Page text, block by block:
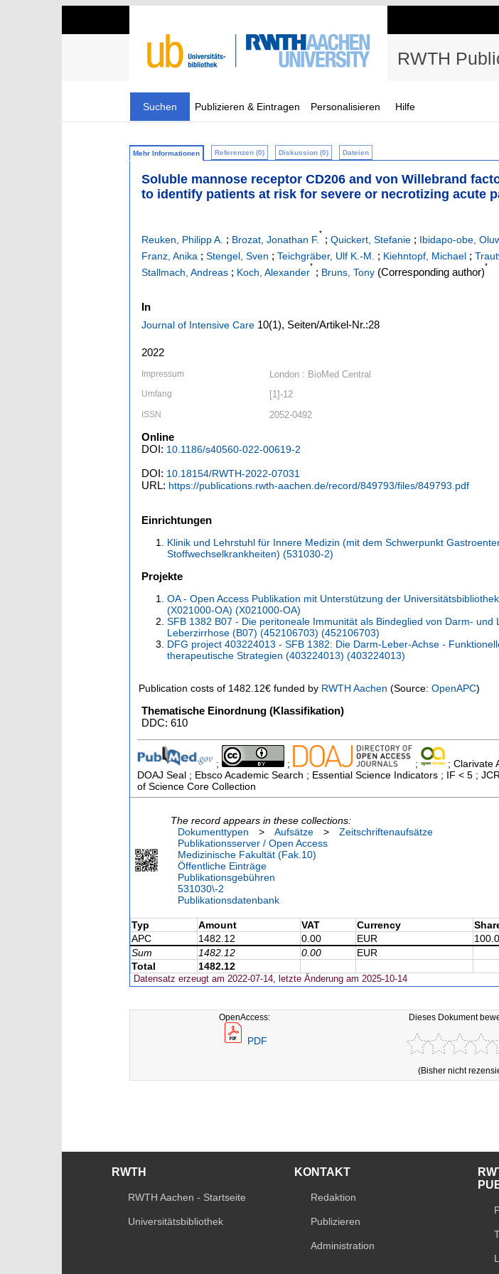
RWTH
Suchen Publizieren & Eintragen Personalisieren Hilfe
Mehr Informationen Referenzen (0) Diskussion (0) Dateien
Soluble mannose receptor CD206 and von Willebrand
to identify patients at risk for severe or necrotizing acute
Reuken, Philipp A. ; Brozat, Jonathan F.
*
; Quickert, Stefanie ; Ibidapo-obe,
Franz, Anika ; Stengel, Sven ; Teichgräber, Ulf K.-M. ; Kiehntopf, Michael ;
Stallmach, Andreas ; Koch, Alexander
*
; Bruns, Tony (Corresponding author)
*
In
Journal of Intensive Care 10(1), Seiten/Artikel-Nr.:28
2022
Impressum London : BioMed Central
Umfang [1]-12
ISSN 2052-0492
Online
DOI: 10.1186/s40560-022-00619-2
DOI: 10.18154/RWTH-2022-07031
URL: https://publications.rwth-aachen.de/record/849793/files/849793.pdf
Einrichtungen
Klinik und Lehrstuhl für Innere Medizin (mit dem Schwerpunkt
Stoffwechselkrankheiten) (531030-2)
Projekte
OA - Open Access Publikation mit Unterstützung der
(X021000-OA) (X021000-OA)
SFB 1382 B07 - Die peritoneale Immunität als Bindeglied von Darm- und
Leberzirrhose (B07) (452106703) (452106703)
DFG project 403224013 - SFB 1382: Die Darm-Leber-Achse -
therapeutische Strategien (403224013) (403224013)
Publication costs of 1482.12€ funded by RWTH Aachen (Source: OpenAPC)
Thematische Einordnung (Klassifikation)
DDC: 610
; ; ;
; Clarivate
DOAJ Seal ; Ebsco Academic Search ; Essential Science Indicators ; IF < 5 ;
of Science Core Collection
The record appears in these collections:
Dokumenttypen
> Aufsätze >
Zeitschriftenaufsätze
Publikationsserver / Open Access
Medizinische Fakultät (Fak.10)
Öffentliche Einträge
Publikationsgebühren
531030\-2
Publikationsdatenbank
Typ Amount VAT Currency
APC
1482.12 0.00 EUR
Sum
1482.12 0.00
EUR
Total
1482.12
Datensatz erzeugt am 2022-07-14, letzte Änderung am 2025-10-14
OpenAccess:
PDF
Dieses Dokument
(Bisher nicht
RWTH
RWTH Aachen - Startseite
Universitätsbibliothek
KONTAKT
Redaktion
Publizieren
Administration